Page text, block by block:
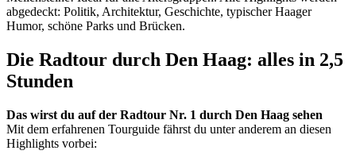
abgedeckt: Politik, Architektur, Geschichte, typischer Haager
Humor, schöne Parks und Brücken.
Die Radtour durch Den Haag: alles in 2,5
Stunden
Das wirst du auf der Radtour Nr. 1 durch Den Haag sehen
Mit dem erfahrenen Tourguide fährst du unter anderem an diesen
Highlights vorbei: